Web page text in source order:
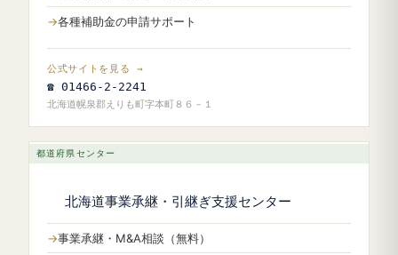
各種補助金の申請サポート
公式サイトを見る →
☎ 01466-2-2241
北海道幌泉郡えりも町字本町８６－１
都道府県センター
北海道事業承継・引継ぎ支援センター
事業承継・M&A相談（無料）